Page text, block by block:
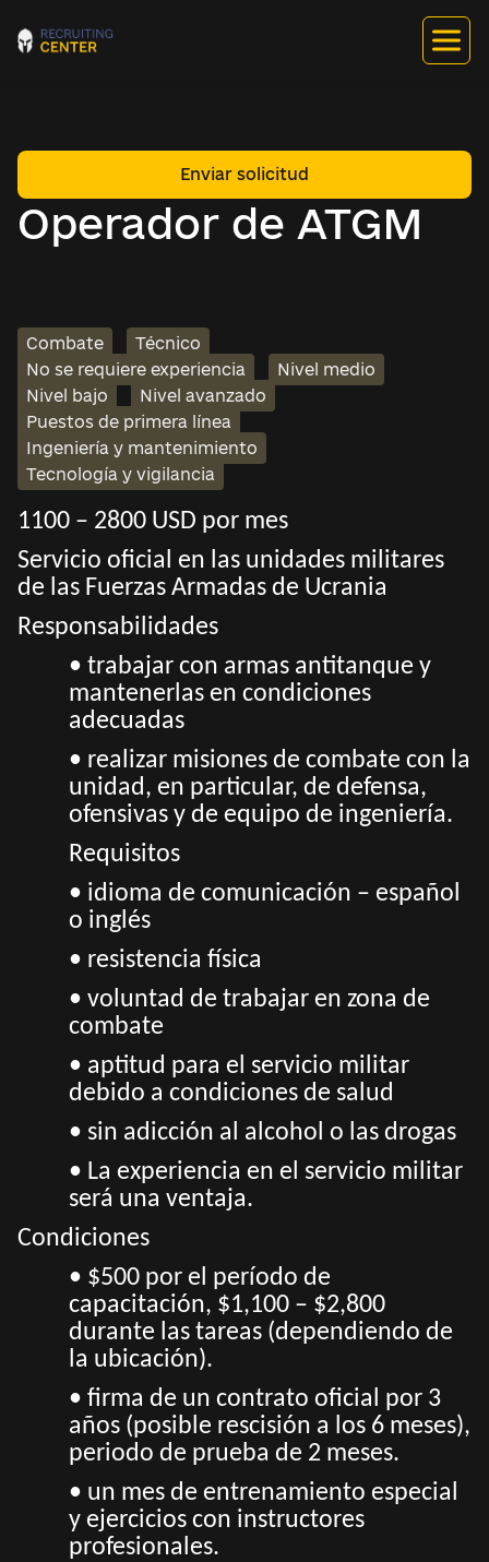
Operador de ATGM
Enviar solicitud
Combate
Técnico
No se requiere experiencia
Nivel medio
Nivel bajo
Nivel avanzado
Puestos de primera línea
Ingeniería y mantenimiento
Tecnología y vigilancia
1100 – 2800 USD por mes
Servicio oficial en las unidades militares
de las Fuerzas Armadas de Ucrania
Responsabilidades
• trabajar con armas antitanque y
mantenerlas en condiciones
adecuadas
• realizar misiones de combate con la
unidad, en particular, de defensa,
ofensivas y de equipo de ingeniería.
Requisitos
• idioma de comunicación – español
o inglés
• resistencia física
• voluntad de trabajar en zona de
combate
• aptitud para el servicio militar
debido a condiciones de salud
• sin adicción al alcohol o las drogas
• La experiencia en el servicio militar
será una ventaja.
Condiciones
• $500 por el período de
capacitación, $1,100 – $2,800
durante las tareas (dependiendo de
la ubicación).
• firma de un contrato oficial por 3
años (posible rescisión a los 6 meses),
periodo de prueba de 2 meses.
• un mes de entrenamiento especial
y ejercicios con instructores
profesionales.